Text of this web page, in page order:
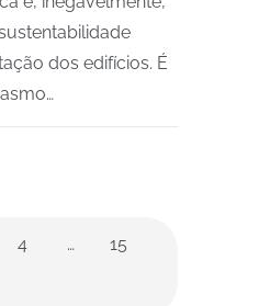
dos edifícios. É
4 … 15